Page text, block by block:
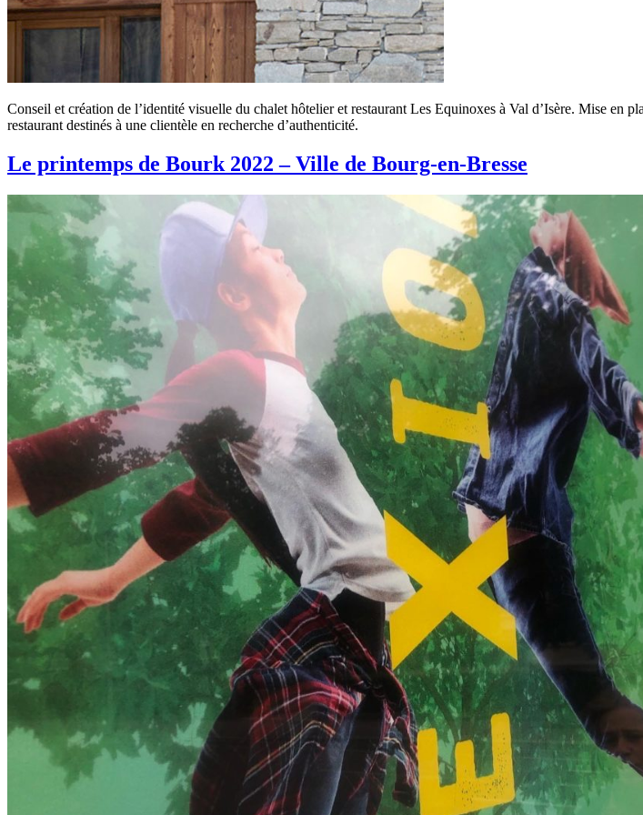
Conseil et création de l’identité visuelle du chalet hôtelier et restaurant Les Equinoxes à Val d’Isère. Mise en
restaurant destinés à une clientèle en recherche d’authenticité.
Le printemps de Bourk 2022 – Ville de Bourg-en-Bresse